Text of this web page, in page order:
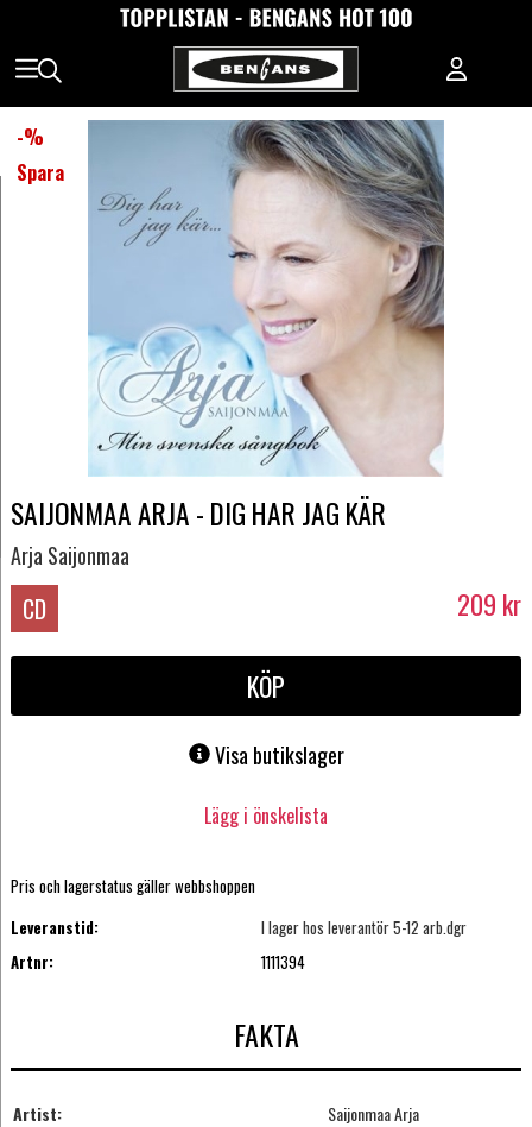
-%
Spara
SAIJONMAA ARJA - DIG HAR JAG KÄR
Arja Saijonmaa
CD 209 kr
KÖP
Visa butikslager
Lägg i önskelista
Pris och lagerstatus gäller webbshoppen
Leveranstid:
I lager hos leverantör 5-12 arb.dgr
Artnr:
1111394
FAKTA
Artist:
Saijonmaa Arja